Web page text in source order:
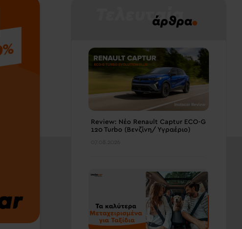
Τελευταία
άρθρα.
Review: Νέο Renault Captur ECO-G
120 Turbo (Βενζίνη/ Υγραέριο)
07.08.2026